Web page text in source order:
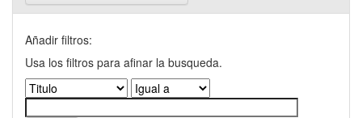
Añadir filtros:
Usa los filtros para afinar la busqueda.